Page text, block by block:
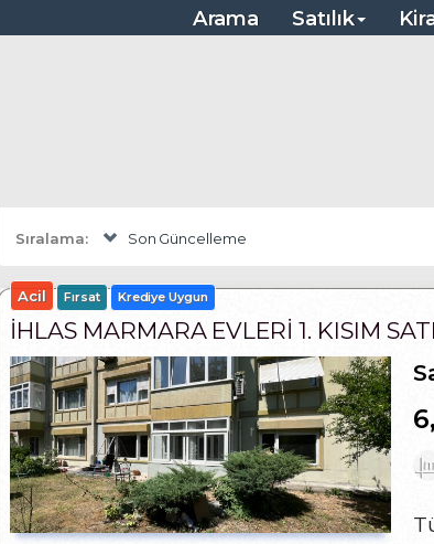
Kırklareli Satılık
Arama Satılık
Sıralama: Son Güncelleme
Acil Fırsat Krediye Uygun
İHLAS MARMARA EVLERI 1. KISIM